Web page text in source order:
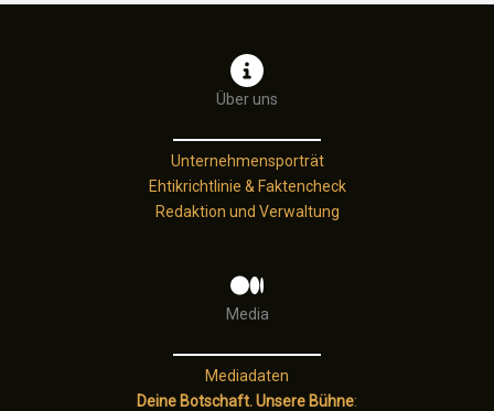
Über uns
Unternehmensporträt
Ehtikrichtlinie & Faktencheck
Redaktion und Verwaltung
Media
Mediadaten
Deine Botschaft. Unsere Bühne: